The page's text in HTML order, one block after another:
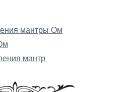
мантры Ом
мантр